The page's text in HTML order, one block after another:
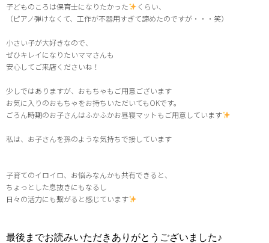
子どものころは保育士になりたかった
くらい、
（ピアノ弾けなくて、工作が不器用すぎて諦めたのですが・・・笑）
小さい子が大好きなので、
ぜひキレイになりたいママさんも
安心してご来店くださいね！
少しではありますが、おもちゃもご用意ございます
お気に入りのおもちゃをお持ちいただいてもOKです。
ごろん時期のお子さんはふかふかお昼寝マットもご用意しています
私は、お子さんを孫のような気持ちで接しています
子育てのイロイロ、お悩みなんかも共有できると、
ちょっとした息抜きにもなるし
日々の活力にも繋がると感じています
最後までお読みいただきありがとうございました♪